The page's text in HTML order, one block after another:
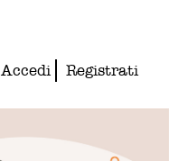
Accedi Registrati